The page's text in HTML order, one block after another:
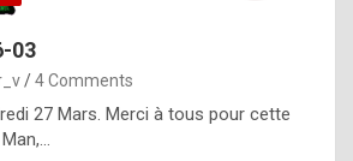
p
l
03
4 Comments
27 Mars. Merci à tous pour cette